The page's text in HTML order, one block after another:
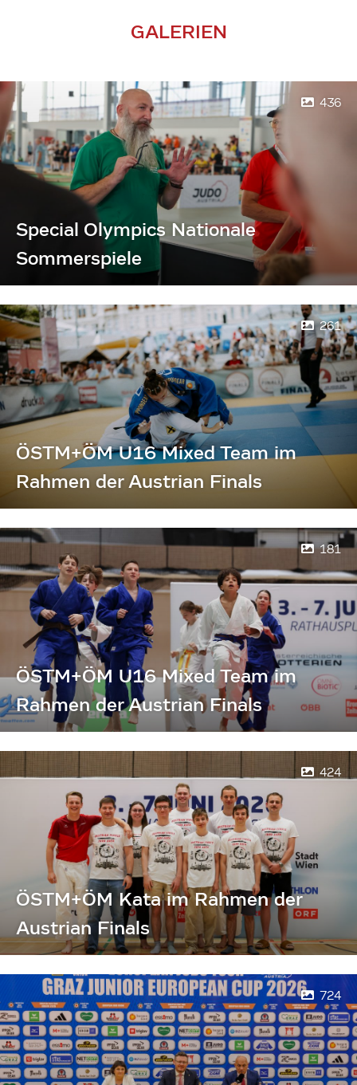
GALERIEN
436
Special Olympics Nationale
Sommerspiele
261
ÖSTM+ÖM U16 Mixed Team im
Rahmen der Austrian Finals
181
ÖSTM+ÖM U16 Mixed Team im
Rahmen der Austrian Finals
424
ÖSTM+ÖM Kata im Rahmen der
Austrian Finals
724